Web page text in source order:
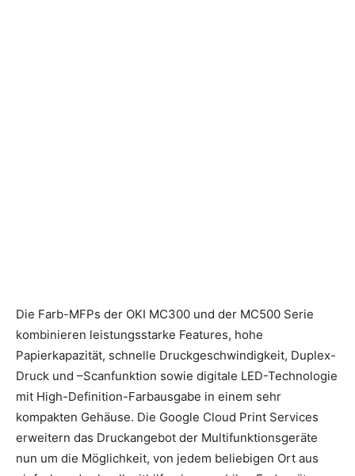
Die Farb-MFPs der OKI MC300 und der MC500 Serie
kombinieren leistungsstarke Features, hohe
Papierkapazität, schnelle Druckgeschwindigkeit, Duplex-
Druck und –Scanfunktion sowie digitale LED-Technologie
mit High-Definition-Farbausgabe in einem sehr
kompakten Gehäuse. Die Google Cloud Print Services
erweitern das Druckangebot der Multifunktionsgeräte
nun um die Möglichkeit, von jedem beliebigen Ort aus